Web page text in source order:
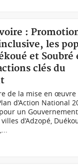
:
les
et Soubré
clés du
de la mise en œuvre
d’Action National
un Gouvernement
villes d’Adzopé,